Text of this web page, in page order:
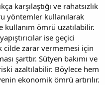
karşılaştığı ve rahatsızlık
yöntemler kullanılarak
ömrü uzatılabilir.
ise geçici
cilde zarar vermemesi için
şarttır. Sütyen bakımı ve
azaltılabilir. Böylece hem
ekonomik ömrü artırılır.